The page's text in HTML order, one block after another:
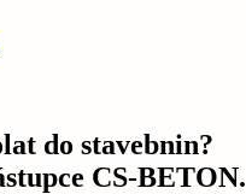
do stavebnin?
CS-BETON.